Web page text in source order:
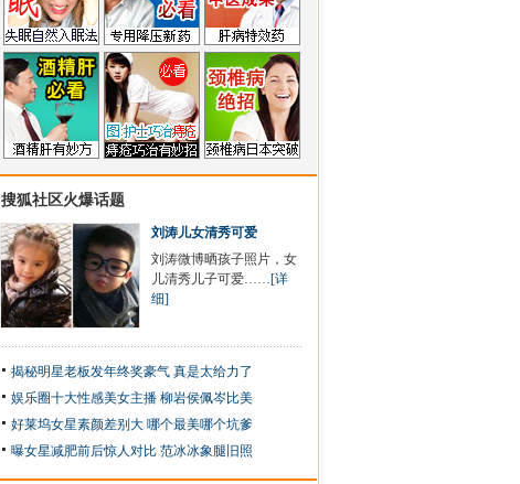
搜狐社区火爆话题
刘涛儿女清秀可爱
刘涛微博晒孩子照片，女
儿清秀儿子可爱……[详
细]
揭秘明星老板发年终奖豪气 真是太给力了
娱乐圈十大性感美女主播 柳岩侯佩岑比美
好莱坞女星素颜差别大 哪个最美哪个坑爹
曝女星减肥前后惊人对比 范冰冰象腿旧照